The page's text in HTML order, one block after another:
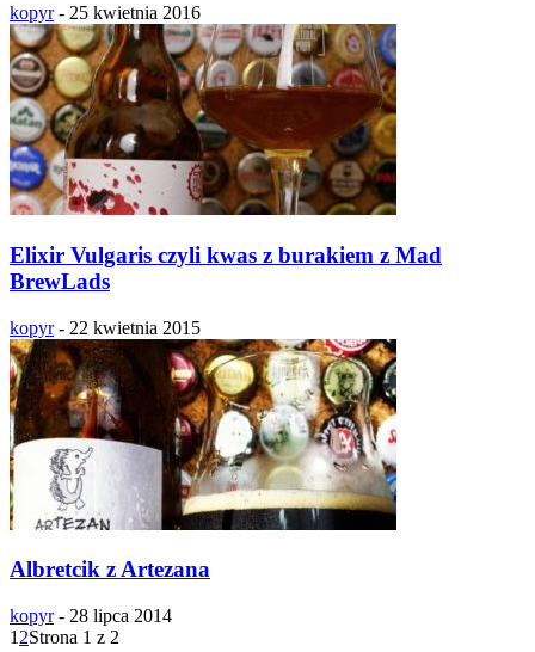
kopyr - 25 kwietnia 2016
Elixir Vulgaris czyli kwas z burakiem z Mad
BrewLads
kopyr - 22 kwietnia 2015
Albretcik z Artezana
kopyr - 28 lipca 2014
1 2Strona 1 z 2